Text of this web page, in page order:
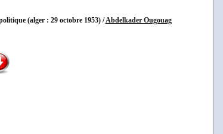
(alger : 29 octobre 1953)/Abdelkader Ougouag